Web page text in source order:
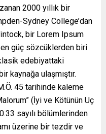
2000 yıllık bir
Sydney College’dan
bir Lorem Ipsum
en güç sözcüklerden biri
edebiyattaki
kaynağa ulaşmıştır.
45 tarihinde kaleme
(İyi ve Kötünün Uç
sayılı bölümlerinden
üzerine bir tezdir ve